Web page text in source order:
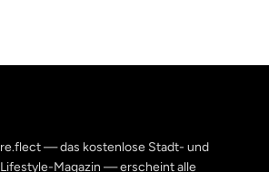
re.flect — das kostenlose Stadt- und
Lifestyle-Magazin — erscheint alle